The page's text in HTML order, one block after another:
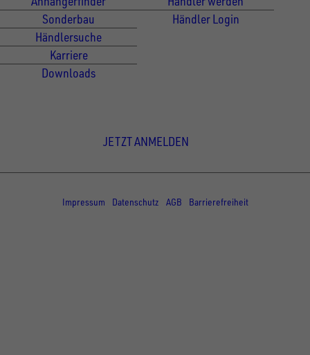
Sonderbau
Händlersuche
Karriere
Downloads
Händler Login
JETZT ANMELDEN
Impressum
Datenschutz AGB Barrierefreiheit